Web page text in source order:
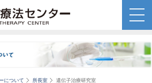
について 所長室 遺伝子治療研究室